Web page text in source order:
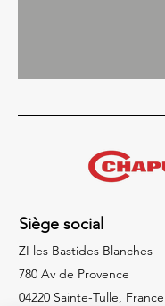
Siège social
ZI les Bastides Blanches
780 Av de Provence
04220 Sainte-Tulle, France